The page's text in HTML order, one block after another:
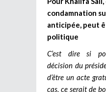
condamnation
anticipée, peut
politique
C’est dire si
décision du
d’être un acte
cas, ce serait de